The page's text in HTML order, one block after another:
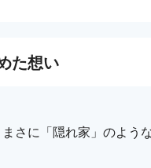
た想い
さに「隠れ家」のよう